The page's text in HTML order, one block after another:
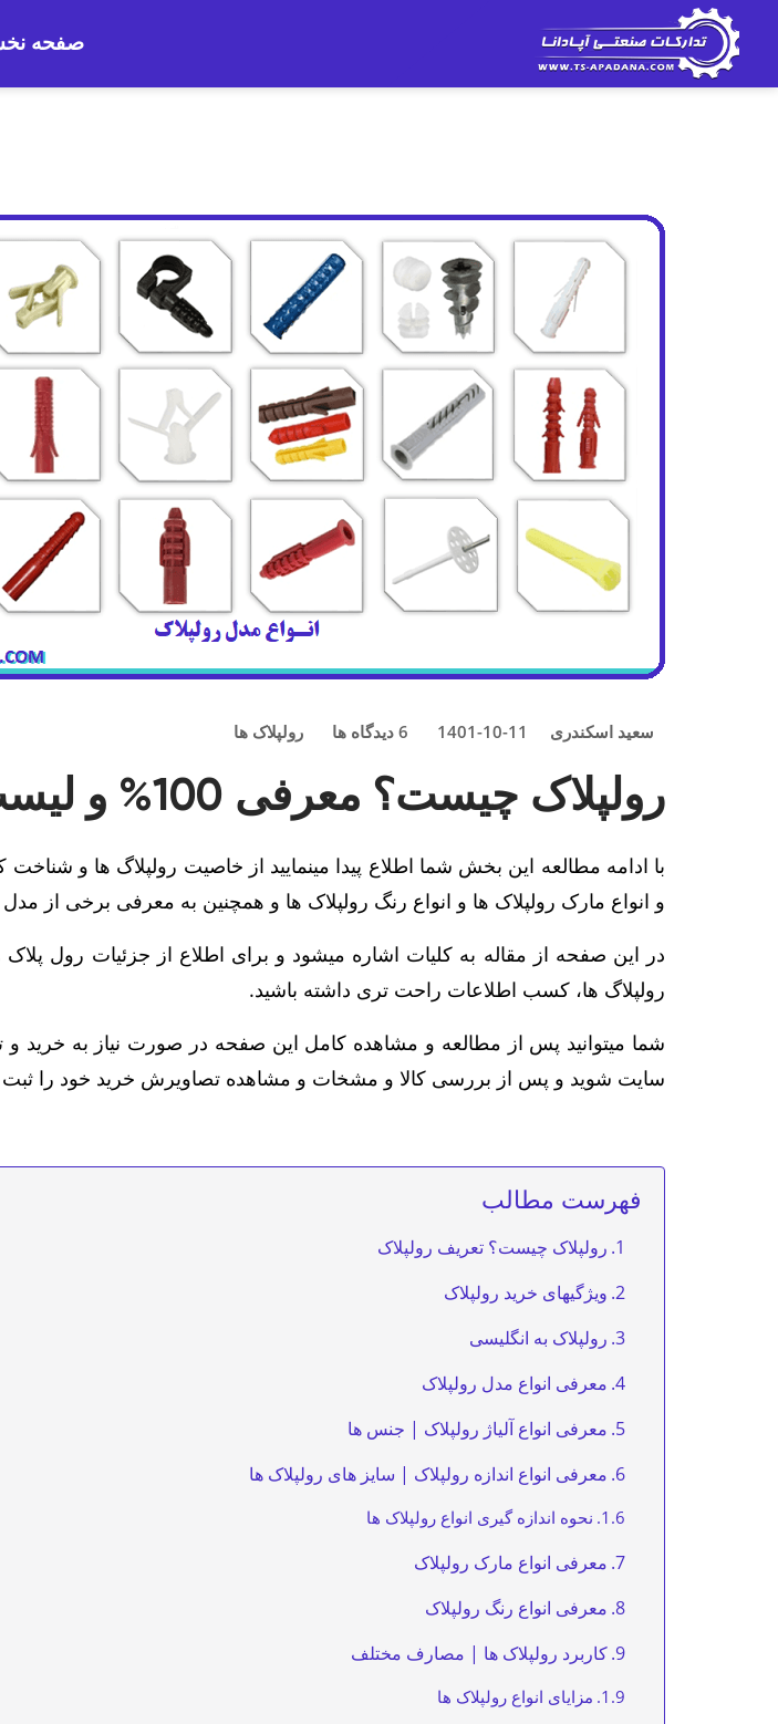
صفحه
سعید اسکندری 1401-10-11
6 دیدگاه ها رولپلاک ها
رولپلاک چیست؟ معرفی 100% و لیست انواع رولپلاک ها
با ادامه مطالعه این بخش شما اطلاع پیدا مینمایید از خاصیت رولپلاگ ها و شناخت
و انواع مارک رولپلاک ها و انواع رنگ رولپلاک ها و همچنین به معرفی برخی از
در این صفحه از مقاله به کلیات اشاره میشود و برای اطلاع از جزئیات رول پلاک
رولپلاگ ها، کسب اطلاعات راحت تری داشته باشید.
شما میتوانید پس از مطالعه و مشاهده کامل این صفحه در صورت نیاز به خرید و
سایت شوید و پس از بررسی کالا و مشخات و مشاهده تصاویرش خرید خود را ثبت
فهرست مطالب
رولپلاک چیست؟ تعریف رولپلاک
ویژگیهای خرید رولپلاک
رولپلاک به انگلیسی
معرفی انواع مدل رولپلاک
معرفی انواع آلیاژ رولپلاک | جنس ها
معرفی انواع اندازه رولپلاک | سایز های رولپلاک ها
نحوه اندازه گیری انواع رولپلاک ها
معرفی انواع مارک رولپلاک
معرفی انواع رنگ رولپلاک
کاربرد رولپلاک ها | مصارف مختلف
مزایای انواع رولپلاک ها